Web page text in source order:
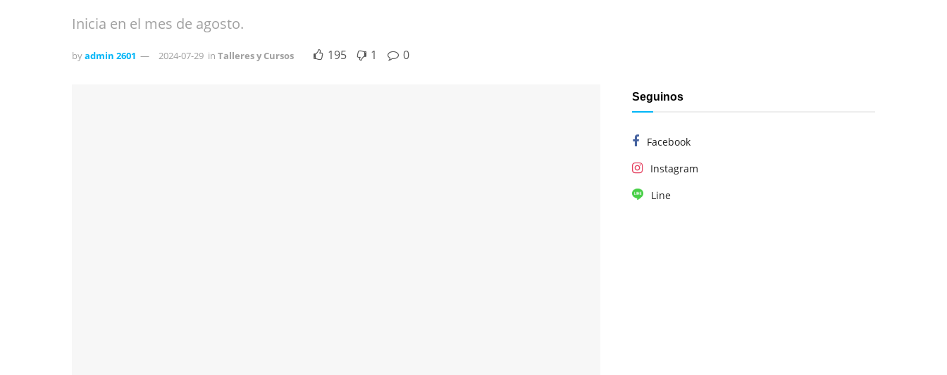
Inicia en el mes de agosto.
byadmin 2601 2024-07-29 in Talleres y Cursos 195 1 0
Seguinos
Facebook
Instagram
Line